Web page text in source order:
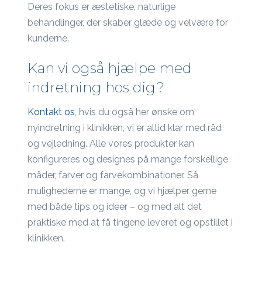
Deres fokus er æstetiske, naturlige
behandlinger, der skaber glæde og velvære for
kunderne.
Kan vi også hjælpe med
indretning hos dig?
Kontakt os, hvis du også her ønske om
nyindretning i klinikken, vi er altid klar med råd
og vejledning. Alle vores produkter kan
konfigureres og designes på mange forskellige
måder, farver og farvekombinationer. Så
mulighederne er mange, og vi hjælper gerne
med både tips og ideer – og med alt det
praktiske med at få tingene leveret og opstillet i
klinikken.